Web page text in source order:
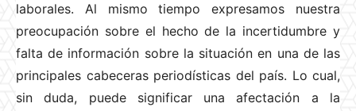
laborales. Al mismo tiempo expresamos nuestra
preocupación sobre el hecho de la incertidumbre y
falta de información sobre la situación en una de las
principales cabeceras periodísticas del país. Lo cual,
sin duda, puede significar una afectación a la